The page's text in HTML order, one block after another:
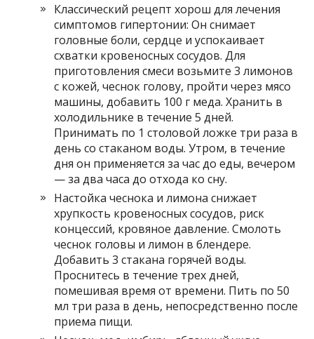
Классический рецепт хорош для лечения
симптомов гипертонии: Он снимает
головные боли, сердце и успокаивает
схватки кровеносных сосудов. Для
приготовления смеси возьмите 3 лимонов
с кожей, чеснок голову, пройти через мясо
машины, добавить 100 г меда. Хранить в
холодильнике в течение 5 дней.
Принимать по 1 столовой ложке три раза в
день со стаканом воды. Утром, в течение
дня он применяется за час до еды, вечером
— за два часа до отхода ко сну.
Настойка чеснока и лимона снижает
хрупкость кровеносных сосудов, риск
концессий, кровяное давление. Смолоть
чеснок головы и лимон в блендере.
Добавить 3 стакана горячей воды.
Проснитесь в течение трех дней,
помешивая время от времени. Пить по 50
мл три раза в день, непосредственно после
приема пищи.